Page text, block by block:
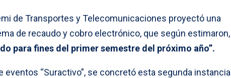
de Transportes y Telecomunicaciones proyectó una
de recaudo y cobro electrónico, que según estimaron,
para fines del primer semestre del próximo año”.
eventos “Suractivo”, se concretó esta segunda instancia